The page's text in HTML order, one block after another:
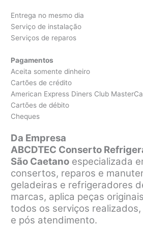
Entrega no mesmo dia
Serviço de instalação
Serviços de reparos
Pagamentos
Aceita somente dinheiro
Cartões de crédito
American Express Diners Club
Cartões de débito
Cheques
Da Empresa
ABCDTEC Conserto
São Caetano especializada
consertos, reparos e
geladeiras e refrigeradores
marcas, aplica peças
todos os serviços
e pós atendimento.